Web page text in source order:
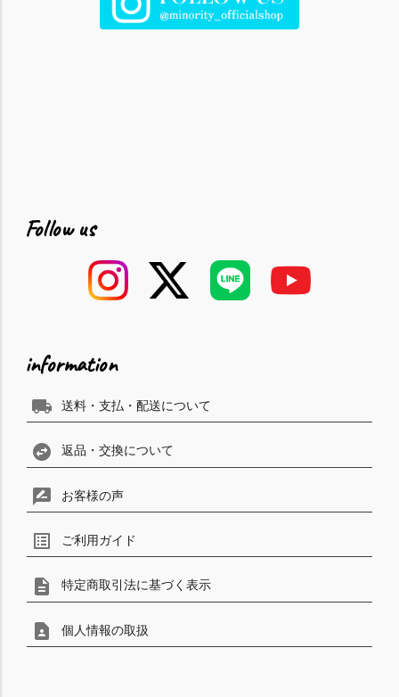
Follow us
information
local_shipping 送料・支払・配送について
swap_horizontal_circle 返品・交換について
rate_review お客様の声
list_alt ご利用ガイド
description 特定商取引法に基づく表示
contact_page 個人情報の取扱